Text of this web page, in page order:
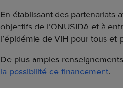
En établissant des partenariats
objectifs de l’ONUSIDA et à
l’épidémie de VIH pour tous et
De plus amples
la possibilité de financement.